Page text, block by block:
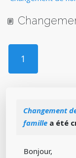
1
Changement
famille a été
Bonjour,